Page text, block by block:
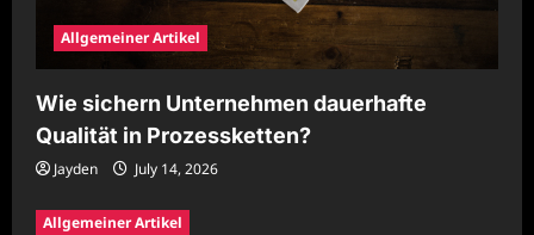
Allgemeiner Artikel
Wie sichern Unternehmen dauerhafte
Qualität in Prozessketten?
Jayden July 14, 2026
Allgemeiner Artikel